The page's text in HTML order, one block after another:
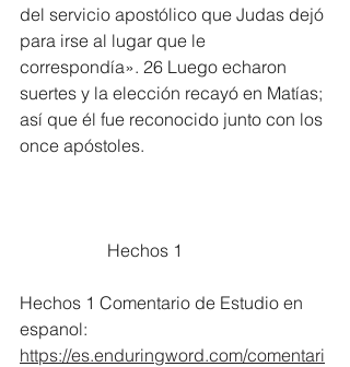
del servicio apostólico que Judas dejó
para irse al lugar que le
correspondía». 26 Luego echaron
suertes y la elección recayó en Matías;
así que él fue reconocido junto con los
once apóstoles.
		Hechos 1
Hechos 1 Comentario de Estudio en
espanol:
https://es.enduringword.com/comentari